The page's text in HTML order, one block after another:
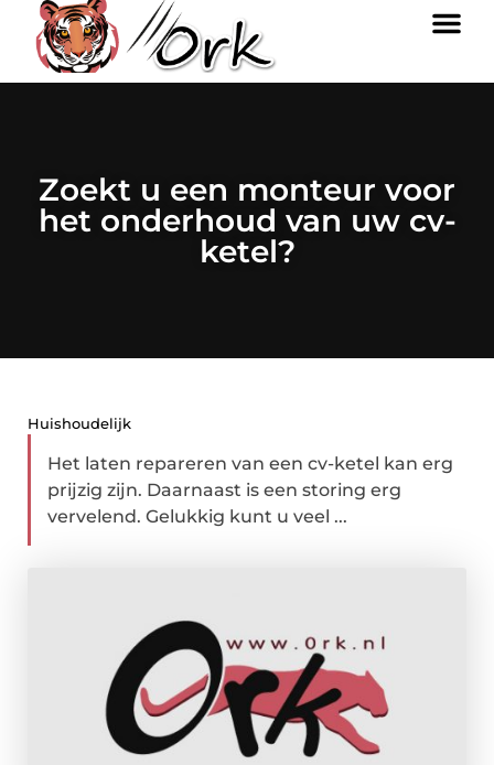
Zoekt u een monteur voor
het onderhoud van uw cv-
ketel?
Huishoudelijk
Het laten repareren van een cv-ketel kan erg
prijzig zijn. Daarnaast is een storing erg
vervelend. Gelukkig kunt u veel ...